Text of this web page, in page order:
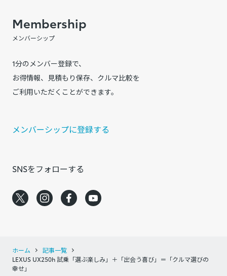
Membership
メンバーシップ
1分のメンバー登録で、
お得情報、見積もり保存、クルマ比較を
ご利用いただくことができます。
メンバーシップに登録する
SNSをフォローする
ホーム
記事一覧
LEXUS UX250h 試乗「選ぶ楽しみ」＋「出会う喜び」＝「クルマ選びの
幸せ」